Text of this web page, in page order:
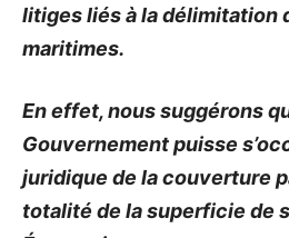
litiges liés à la délimitation
maritimes.
En effet, nous suggérons
Gouvernement puisse
juridique de la couverture
totalité de la superficie de